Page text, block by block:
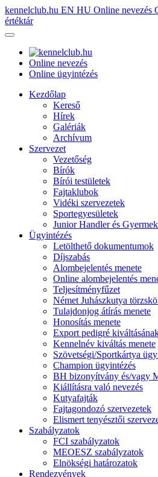
kennelclub.hu EN HU Online nevezés
értéktár
Online nevezés
Online ügyintézés
Kezdőlap
Kereső
Hírek
Galériák
Archívum
Szervezet
Vezetőség
Bírók
Bírói testületek
Fajtaklubok
Vidéki szervezetek
Sportegyesületek
Junior Handler és
Ügyintézés
Letölthető dokumentumok
Díjszabás
Alombejelentés menete
Online alombejelentés
Teljesítményfűzet
Német Juhászkutya
Tulajdonjog átírás menete
Honosítás menete
Export pedigré
Kennelnév kiváltás menete
Szövetségi/Sportkártya
Champion ügyintézés
BH bizonyítvány és/vagy
Kiállításra való nevezés
Kutyafajták
Fajtagondozó szervezetek
Elismert tenyésztői
Szabályzatok
FCI szabályzatok
MEOESZ szabályzatok
Elnökségi határozatok
Rendezvények